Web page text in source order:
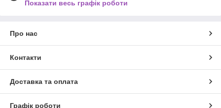
Показати весь графік роботи
Про нас
Контакти
Доставка та оплата
Графік роботи